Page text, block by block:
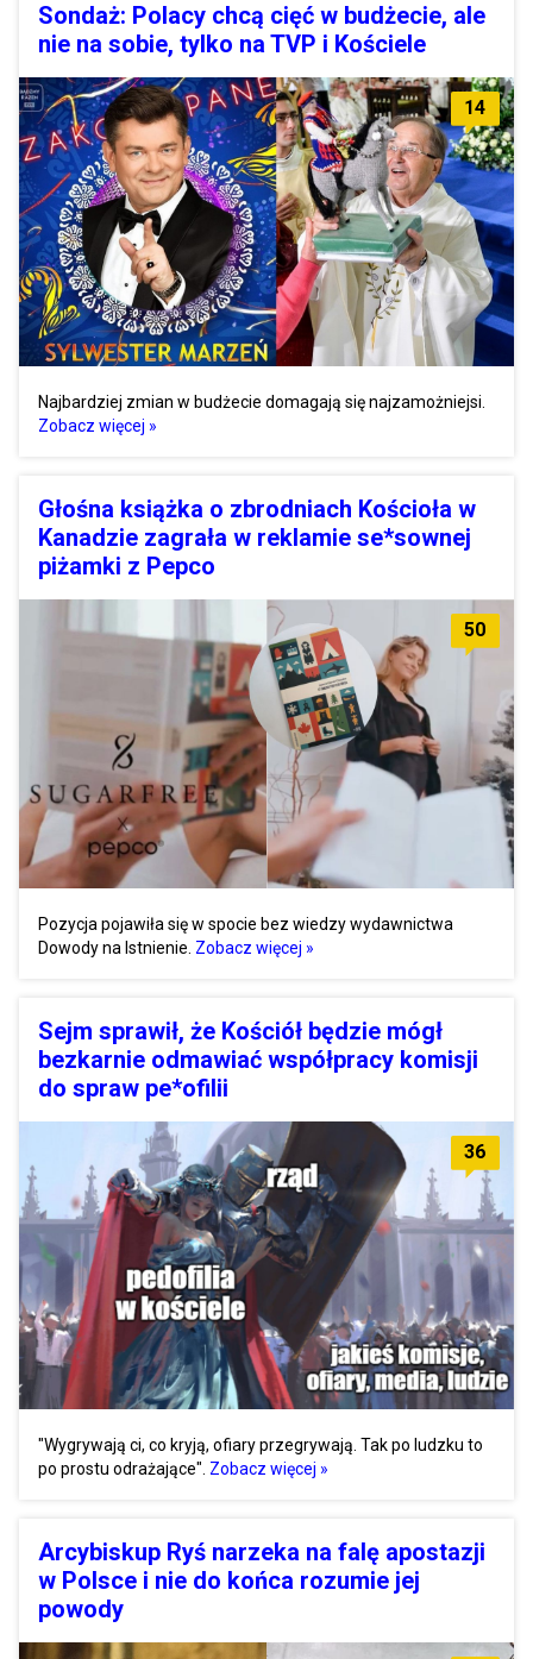
Sondaż: Polacy chcą cięć w budżecie, ale
nie na sobie, tylko na TVP i Kościele
14
Najbardziej zmian w budżecie domagają się najzamożniejsi.
Zobacz więcej »
Głośna książka o zbrodniach Kościoła w
Kanadzie zagrała w reklamie se*sownej
piżamki z Pepco
50
Pozycja pojawiła się w spocie bez wiedzy wydawnictwa
Dowody na Istnienie. Zobacz więcej »
Sejm sprawił, że Kościół będzie mógł
bezkarnie odmawiać współpracy komisji
do spraw pe*ofilii
36
"Wygrywają ci, co kryją, ofiary przegrywają. Tak po ludzku to
po prostu odrażające". Zobacz więcej »
Arcybiskup Ryś narzeka na falę apostazji
w Polsce i nie do końca rozumie jej
powody